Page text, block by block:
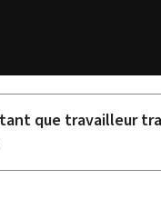
tant que travailleur